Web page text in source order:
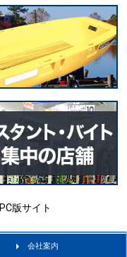
PC版サイト
会社案内